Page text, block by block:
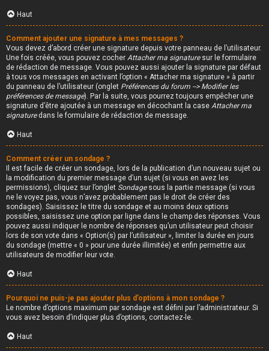
Haut
Comment ajouter une signature à mes messages ?
Vous devez d’abord créer une signature depuis votre panneau de l’utilisateur.
Une fois créée, vous pouvez cocher Attacher ma signaturesur le formulaire
de rédaction de message. Vous pouvez aussi ajouter la signature par défaut
à tous vos messages en activant l’option « Attacher ma signature » à partir
du panneau de l’utilisateur (onglet Préférences du forum --> Modifier les
préférences de message). Par la suite, vous pourrez toujours empêcher une
signature d’être ajoutée à un message en décochant la case Attacher ma
signaturedans le formulaire de rédaction de message.
Haut
Comment créer un sondage ?
Il est facile de créer un sondage, lors de la publication d’un nouveau sujet ou
la modification du premier message d’un sujet (si vous en avez les
permissions), cliquez sur l’onglet Sondagesous la partie message (si vous
ne le voyez pas, vous n’avez probablement pas le droit de créer des
sondages). Saisissez le titre du sondage et au moins deux options
possibles, saisissez une option par ligne dans le champ des réponses. Vous
pouvez aussi indiquer le nombre de réponses qu’un utilisateur peut choisir
lors de son vote dans « Option(s) par l’utilisateur », limiter la durée en jours
du sondage (mettre « 0 » pour une durée illimitée) et enfin permettre aux
utilisateurs de modifier leur vote.
Haut
Pourquoi ne puis-je pas ajouter plus d’options à mon sondage ?
Le nombre d’options maximum par sondage est défini par l’administrateur. Si
vous avez besoin d’indiquer plus d’options, contactez-le.
Haut